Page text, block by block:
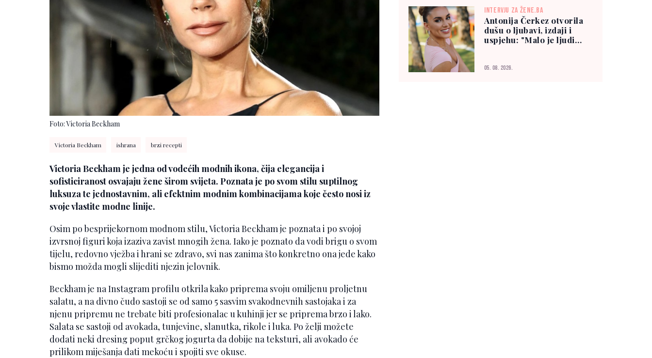
Foto: Victoria Beckham
Victoria Beckham ishrana brzi recepti
Victoria Beckham je jedna od vodećih modnih ikona, čija elegancija i
sofisticiranost osvajaju žene širom svijeta. Poznata je po svom stilu suptilnog
luksuza te jednostavnim, ali efektnim modnim kombinacijama koje često nosi iz
svoje vlastite modne linije.
Osim po besprijekornom modnom stilu, Victoria Beckham je poznata i po svojoj
izvrsnoj figuri koja izaziva zavist mnogih žena. Iako je poznato da vodi brigu o svom
tijelu, redovno vježba i hrani se zdravo, svi nas zanima što konkretno ona jede kako
bismo možda mogli slijediti njezin jelovnik.
Beckham je na Instagram profilu otkrila kako priprema svoju omiljenu proljetnu
salatu, a na divno čudo sastoji se od samo 5 sasvim svakodnevnih sastojaka i za
njenu pripremu ne trebate biti profesionalac u kuhinji jer se priprema brzo i lako.
Salata se sastoji od avokada, tunjevine, slanutka, rikole i luka. Po želji možete
dodati neki dresing poput grčkog jogurta da dobije na teksturi, ali avokado će
prilikom miješanja dati mekoću i spojiti sve okuse.
INTERVJU ZA ŽENE.BA
Antonija Čerkez otvorila
dušu o ljubavi, izdaji i
uspjehu: "Malo je ljudi
05. 08. 2026.